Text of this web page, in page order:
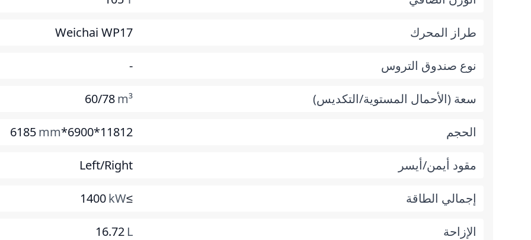
طراز المحرك Weichai WP17
نوع صندوق التروس -
سعة (الأحمال المستوية/التكديس) 60/78m³
الحجم 11812*6900*6185
mm
مقود أيمن/أيسر Left/Right
إجمالي الطاقة ≥1400
kW
الإزاحة 16.72 L